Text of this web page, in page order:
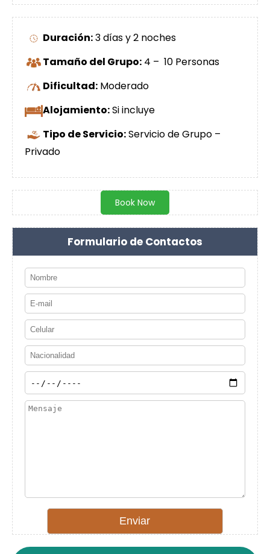
Duración:3 días y 2 noches
Tamaño del Grupo: 4 – 10 Personas
Dificultad: Moderado
Alojamiento:Si incluye
Tipo de Servicio:Servicio de Grupo –
Privado
Book Now
Formulario de Contactos